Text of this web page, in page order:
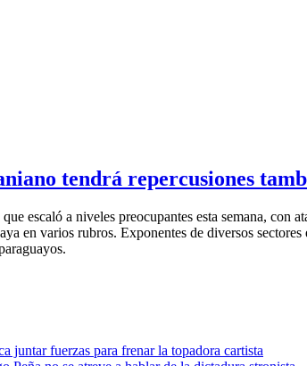
tendrá repercusiones
escaló a niveles preocupantes esta semana, con
en varios rubros. Exponentes de diversos
juntar fuerzas para frenar la topadora cartista